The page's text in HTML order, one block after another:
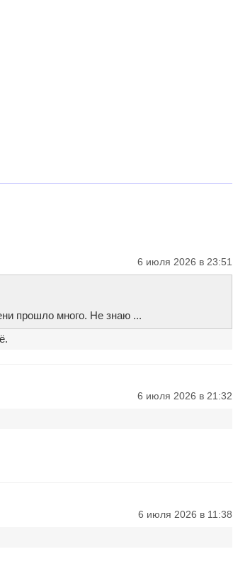
6 июля 2026 в 23:51
прошло много. Не знаю ...
6 июля 2026 в 21:32
6 июля 2026 в 11:38